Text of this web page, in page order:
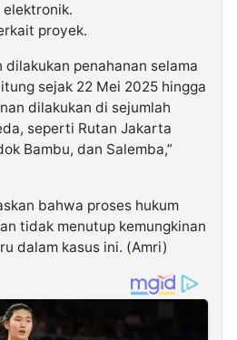
proyek.
dilakukan penahanan selama
sejak 22 Mei 2025 hingga
dilakukan di sejumlah
seperti Rutan Jakarta
Bambu, dan Salemba,”
bahwa proses hukum
tidak menutup kemungkinan
dalam kasus ini. (Amri)